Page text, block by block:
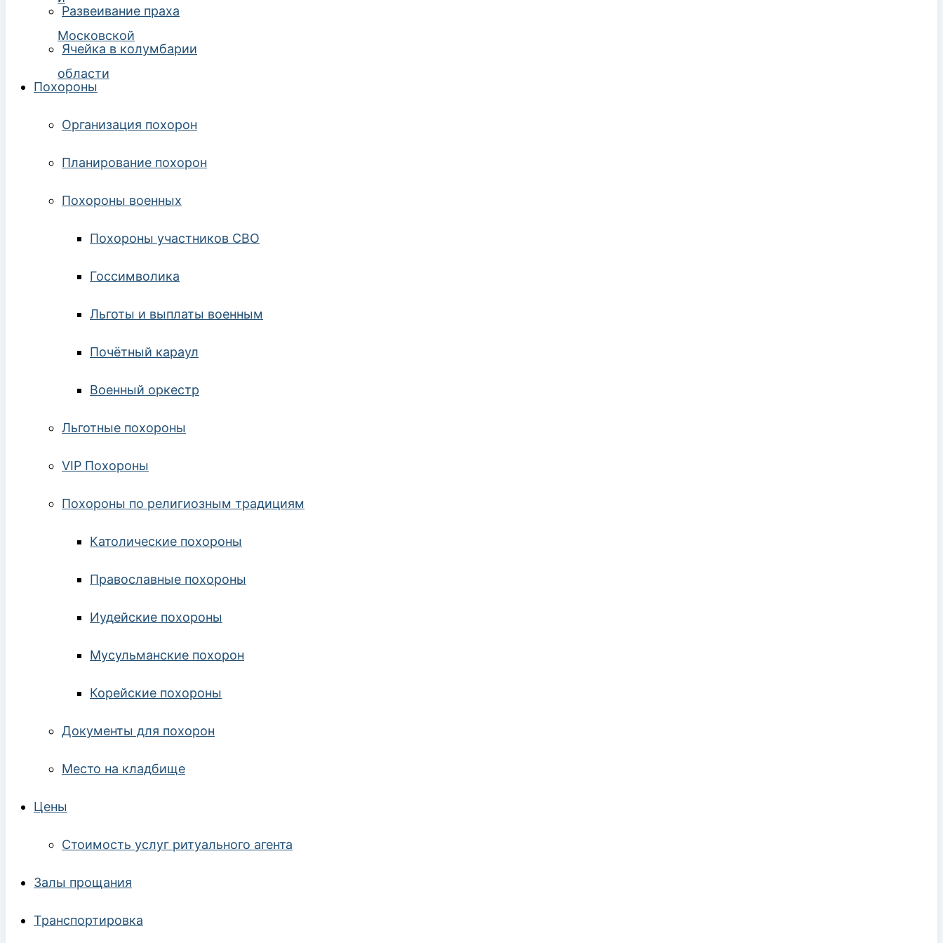
Развеивание праха
Ячейка в колумбарии
Похороны
Организация похорон
Планирование похорон
Похороны военных
Похороны участников СВО
Госсимволика
Льготы и выплаты военным
Почётный караул
Военный оркестр
Льготные похороны
VIP Похороны
Похороны по религиозным традициям
Католические похороны
Православные похороны
Иудейские похороны
Мусульманские похорон
Корейские похороны
Документы для похорон
Место на кладбище
Цены
Стоимость услуг ритуального агента
Залы прощания
Транспортировка